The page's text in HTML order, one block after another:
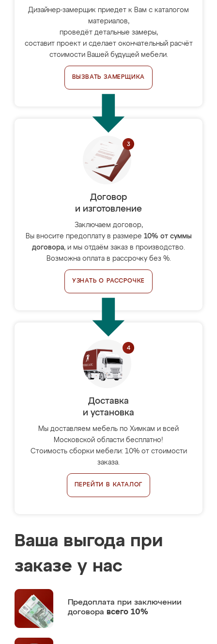
Дизайнер-замерщик приедет к Вам с каталогом
материалов,
проведёт детальные замеры,
составит проект и сделает окончательный расчёт
стоимости Вашей будущей мебели.
ВЫЗВАТЬ ЗАМЕРЩИКА
Договор
и изготовление
Заключаем договор,
Вы вносите предоплату в размере 10% от суммы
договора, и мы отдаём заказ в производство.
Возможна оплата в рассрочку без %.
УЗНАТЬ О РАССРОЧКЕ
Доставка
и установка
Мы доставляем мебель по Химкам и всей
Московской области бесплатно!
Стоимость сборки мебели: 10% от стоимости
заказа.
ПЕРЕЙТИ В КАТАЛОГ
Ваша выгода при
заказе у нас
Предоплата при заключении
договора всего 10%